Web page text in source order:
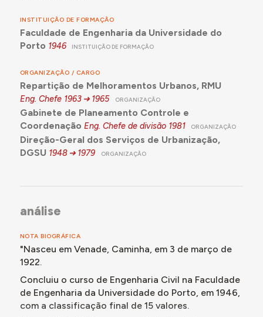
INSTITUIÇÃO DE FORMAÇÃO
Faculdade de Engenharia da Universidade do
Porto 1946 INSTITUIÇÃO DE FORMAÇÃO
ORGANIZAÇÃO / CARGO
Repartição de Melhoramentos Urbanos, RMU
Eng. Chefe 1963 1965 ORGANIZAÇÃO
Gabinete de Planeamento Controle e
Coordenação Eng. Chefe de divisão 1981 ORGANIZAÇÃO
Direção-Geral dos Serviços de Urbanização,
DGSU 1948 1979 ORGANIZAÇÃO
análise
NOTA BIOGRÁFICA
"Nasceu em Venade, Caminha, em 3 de março de
1922.
Concluiu o curso de Engenharia Civil na Faculdade
de Engenharia da Universidade do Porto, em 1946,
com a classificação final de 15 valores.